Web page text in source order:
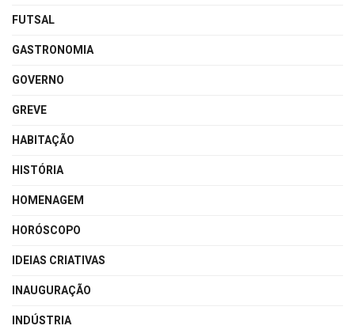
FUTSAL
GASTRONOMIA
GOVERNO
GREVE
HABITAÇÃO
HISTÓRIA
HOMENAGEM
HORÓSCOPO
IDEIAS CRIATIVAS
INAUGURAÇÃO
INDÚSTRIA